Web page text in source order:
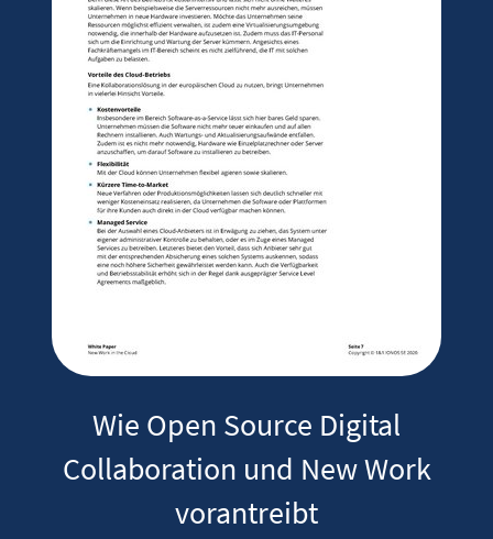
Wie Open Source Digital
Collaboration und New Work
vorantreibt